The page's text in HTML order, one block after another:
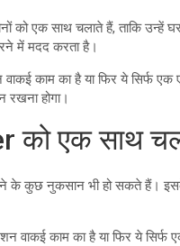
को एक साथ चलाते हैं, ताकि उन्हें
में मदद करता है।
काम का है या फिर ये सिर्फ
होगा।
को एक साथ
के कुछ नुकसान भी हो सकते हैं।
वाकई काम का है या फिर ये